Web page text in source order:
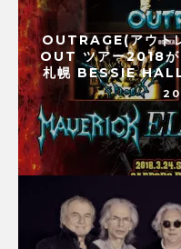
OUTRAGE(アウト
OUT ツアー2018
札幌 BESSIE HALL